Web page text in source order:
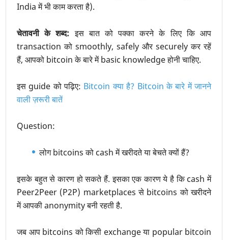
India में भी काम करता है).
चेतावनी के शब्द: इस बात को पक्का करने के लिए कि आप
transaction को smoothly, safely और securely कर रहें
हैं, आपको bitcoin के बारे में basic knowledge होनी चाहिए.
इस guide को पढ़िए: Bitcoin क्या है? Bitcoin के बारे में जानने
वाली ज़रूरी बातें
Question:
लोग bitcoins को cash में खरीदते या बेचते क्यों हैं?
इसके बहुत से कारण हो सकते हैं. इसका एक कारण ये है कि cash में
Peer2Peer (P2P) marketplaces से bitcoins को खरीदने
में आपकी anonymity बनी रहती है.
जब आप bitcoins को किसी exchange या popular bitcoin